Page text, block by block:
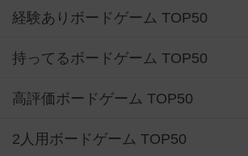
経験ありボードゲーム TOP50
持ってるボードゲーム TOP50
高評価ボードゲーム TOP50
2人用ボードゲーム TOP50